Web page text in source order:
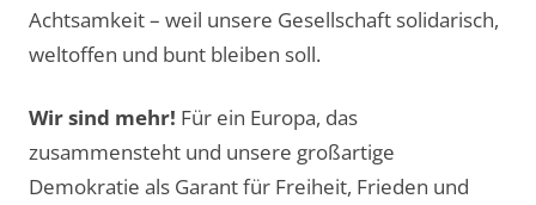
Achtsamkeit – weil unsere Gesellschaft solidarisch,
weltoffen und bunt bleiben soll.
Wir sind mehr! Für ein Europa, das
zusammensteht und unsere großartige
Demokratie als Garant für Freiheit, Frieden und